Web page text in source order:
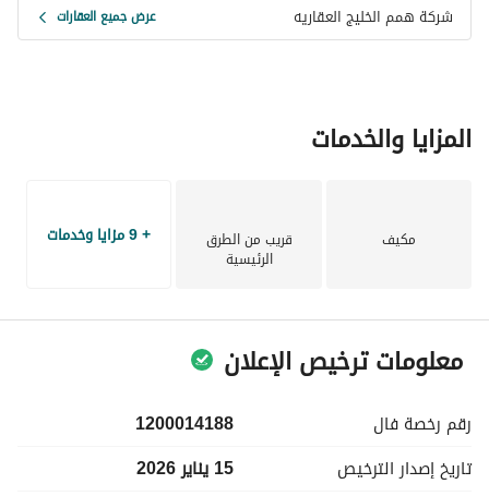
شركة همم الخليج العقاريه عرض جميع العقارات
المزايا والخدمات
مكيف قريب من الطرق
الرئيسية
+ 9 مزايا وخدمات
معلومات ترخيص الإعلان
رقم رخصة فال
1200014188
تاريخ إصدار الترخيص
15 يناير 2026